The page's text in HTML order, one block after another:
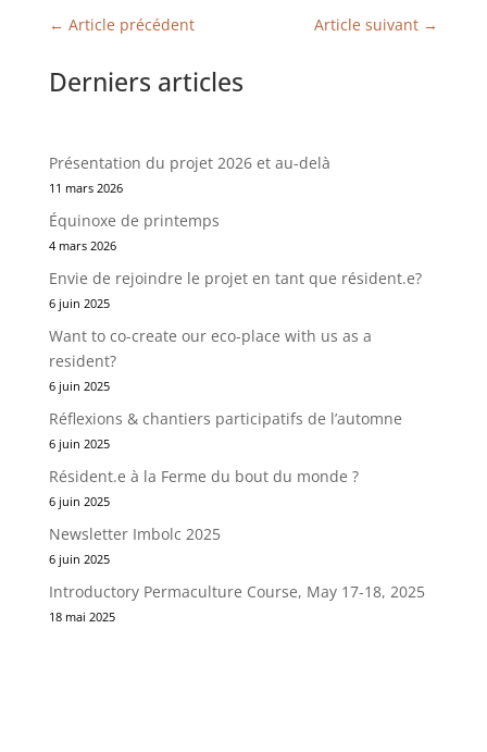
← Article précédent Article suivant →
Derniers articles
Présentation du projet 2026 et au-delà
11 mars 2026
Équinoxe de printemps
4 mars 2026
Envie de rejoindre le projet en tant que résident.e?
6 juin 2025
Want to co-create our eco-place with us as a
resident?
6 juin 2025
Réflexions & chantiers participatifs de l’automne
6 juin 2025
Résident.e à la Ferme du bout du monde ?
6 juin 2025
Newsletter Imbolc 2025
6 juin 2025
Introductory Permaculture Course, May 17-18, 2025
18 mai 2025